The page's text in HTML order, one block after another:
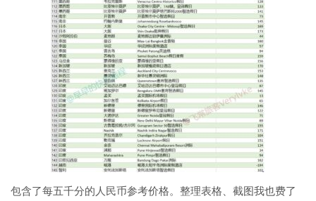
包含了每五千分的人民币参考价格。整理表格、截图我也费了